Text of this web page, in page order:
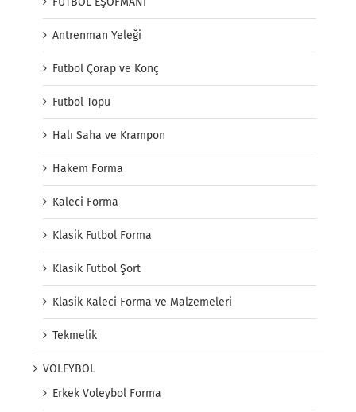
Antrenman Yeleği
Futbol Çorap ve Konç
Futbol Topu
Halı Saha ve Krampon
Hakem Forma
Kaleci Forma
Klasik Futbol Forma
Klasik Futbol Şort
Klasik Kaleci Forma ve Malzemeleri
Tekmelik
VOLEYBOL
Erkek Voleybol Forma